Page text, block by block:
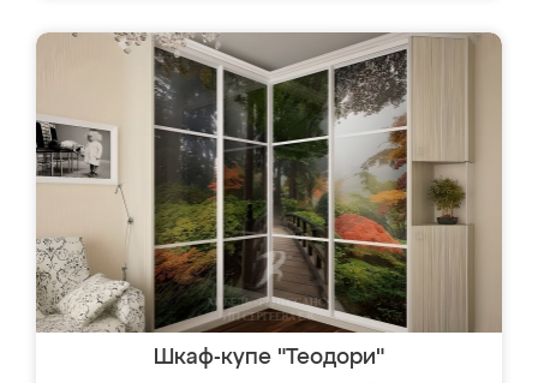
Шкаф-купе "Теодори"